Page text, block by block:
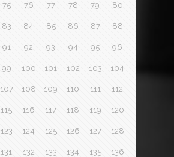
75 76 77 78 79 80
83 84 85 86 87 88
91 92 93 94 95 96
99 100 101 102 103 104
107 108 109 110 111 112
115 116 117 118 119 120
123 124 125 126 127 128
131 132 133 134 135 136